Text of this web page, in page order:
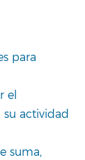
para
el
actividad
suma,